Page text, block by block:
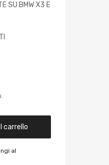
SU BMW X3 E
carrello
al